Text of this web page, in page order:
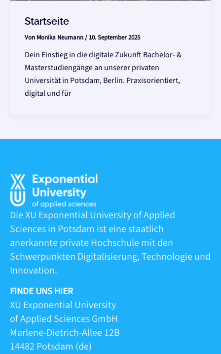
Startseite
Von Monika Neumann/ 10. September 2025
Dein Einstieg in die digitale Zukunft Bachelor- &
Masterstudiengänge an unserer privaten
Universität in Potsdam, Berlin. Praxisorientiert,
digital und für
Die XU Exponential University of Applied
Sciences in Potsdam ist eine staatlich
anerkannte private Hochschule mit den
Schwerpunkten Digitalisierung, Technologie und
Innovation.
FINDE UNS HIER
XU Exponential University
of Applied Sciences GmbH
Marlene-Dietrich-Allee 12B
14482 Potsdam (de)